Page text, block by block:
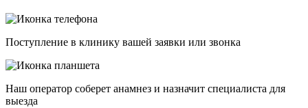
Поступление в клинику вашей заявки или звонка
Наш оператор соберет анамнез и назначит специалиста для
выезда